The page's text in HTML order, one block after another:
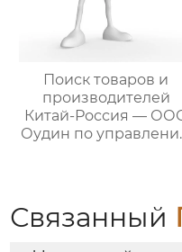
Поиск товаров и
производителей
Китай-Россия —
Оудин по
Связанный